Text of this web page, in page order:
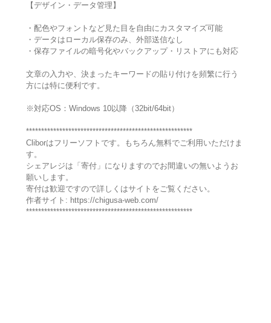
【デザイン・データ管理】
・配色やフォントなど見た目を自由にカスタマイズ可能
・データはローカル保存のみ、外部送信なし
・保存ファイルの暗号化やバックアップ・リストアにも対応
文章の入力や、決まったキーワードの貼り付けを頻繁に行う
方には特に便利です。
※対応OS：Windows 10以降（32bit/64bit）
*******************************************************
Cliborはフリーソフトです。もちろん無料でご利用いただけま
す。
シェアレジは「寄付」になりますのでお間違いの無いようお
願いします。
寄付は歓迎ですので詳しくはサイトをご覧ください。
作者サイト: https://chigusa-web.com/
*******************************************************